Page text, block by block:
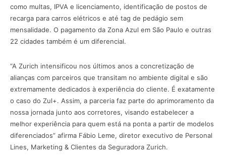
como multas, IPVA e licenciamento, identificação de postos de
recarga para carros elétricos e até tag de pedágio sem
mensalidade. O pagamento da Zona Azul em São Paulo e outras
22 cidades também é um diferencial.
“A Zurich intensificou nos últimos anos a concretização de
alianças com parceiros que transitam no ambiente digital e são
extremamente dedicados à experiência do cliente. É exatamente
o caso do Zul+. Assim, a parceria faz parte do aprimoramento da
nossa jornada junto aos corretores, visando estabelecer a
melhor experiência para quem está na ponta a partir de modelos
diferenciados” afirma Fábio Leme, diretor executivo de Personal
Lines, Marketing & Clientes da Seguradora Zurich.